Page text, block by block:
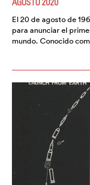
El 20 de agosto de
para anunciar el
mundo. Conocido